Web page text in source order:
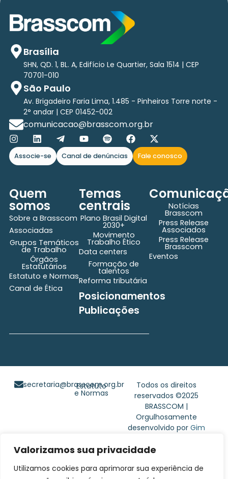
Valorizamos sua privacidade
Utilizamos cookies para aprimorar sua experiência de
Brasília
SHN, QD. 1, BL. A, Edifício Le Quartier, Sala 1514 | CEP
70701-010
São Paulo
Av. Brigadeiro Faria Lima, 1.485 - Pinheiros Torre norte -
2° andar | CEP 01452-002
comunicacao@brasscom.org.br
Associe-se Canal de denúncias Fale conosco
Quem
somos
Sobre a Brasscom
Associadas
Grupos Temáticos
de Trabalho
Órgãos
Estatutários
Estatuto e Normas
Canal de Ética
Temas
centrais
Plano Brasil Digital
2030+
Movimento
Trabalho Ético
Data centers
Formação de
talentos
Reforma tributária
Posicionamentos
Publicações
Notícias
Brasscom
Press Release
Associados
Press Release
Brasscom
Eventos
Todos os direitos
reservados ©2025
BRASSCOM |
Orgulhosamente
desenvolvido porGim
secretaria@brasscom.org.br
Estatuto
e Normas